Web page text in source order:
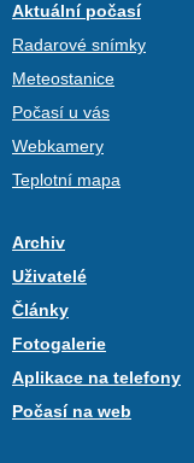
Aktuální počasí
Radarové snímky
Meteostanice
Počasí u vás
Webkamery
Teplotní mapa
Archiv
Uživatelé
Články
Fotogalerie
Aplikace na telefony
Počasí na web